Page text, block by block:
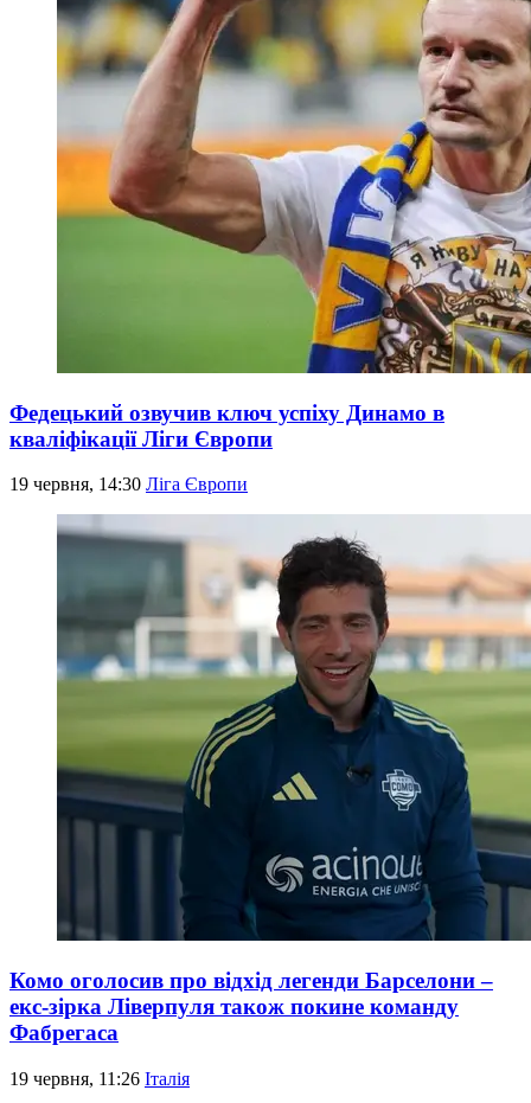
Федецький озвучив ключ успіху Динамо в
кваліфікації Ліги Європи
19 червня, 14:30 Ліга Європи
Комо оголосив про відхід легенди Барселони –
екс-зірка Ліверпуля також покине команду
Фабрегаса
19 червня, 11:26 Італія